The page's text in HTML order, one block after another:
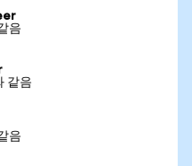
음
같음
음